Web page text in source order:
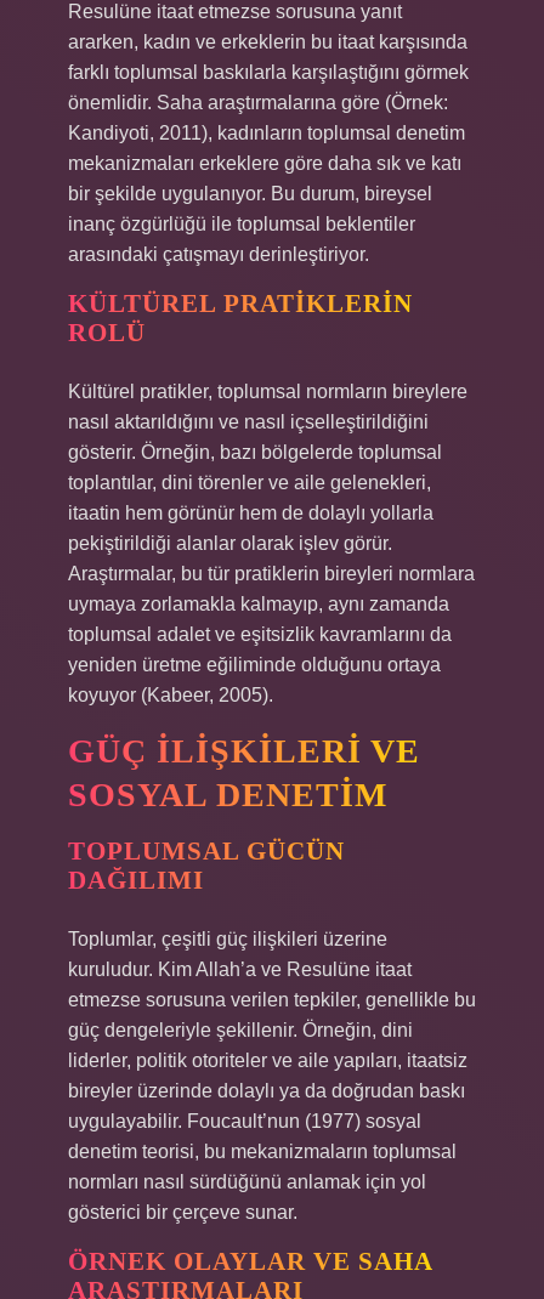
Resulüne itaat etmezse sorusuna yanıt
ararken, kadın ve erkeklerin bu itaat karşısında
farklı toplumsal baskılarla karşılaştığını görmek
önemlidir. Saha araştırmalarına göre (Örnek:
Kandiyoti, 2011), kadınların toplumsal denetim
mekanizmaları erkeklere göre daha sık ve katı
bir şekilde uygulanıyor. Bu durum, bireysel
inanç özgürlüğü ile toplumsal beklentiler
arasındaki çatışmayı derinleştiriyor.
KÜLTÜREL PRATIKLERIN
ROLÜ
Kültürel pratikler, toplumsal normların bireylere
nasıl aktarıldığını ve nasıl içselleştirildiğini
gösterir. Örneğin, bazı bölgelerde toplumsal
toplantılar, dini törenler ve aile gelenekleri,
itaatin hem görünür hem de dolaylı yollarla
pekiştirildiği alanlar olarak işlev görür.
Araştırmalar, bu tür pratiklerin bireyleri normlara
uymaya zorlamakla kalmayıp, aynı zamanda
toplumsal adalet ve eşitsizlik kavramlarını da
yeniden üretme eğiliminde olduğunu ortaya
koyuyor (Kabeer, 2005).
GÜÇ İLIŞKILERI VE
SOSYAL DENETIM
TOPLUMSAL GÜCÜN
DAĞILIMI
Toplumlar, çeşitli güç ilişkileri üzerine
kuruludur. Kim Allah’a ve Resulüne itaat
etmezse sorusuna verilen tepkiler, genellikle bu
güç dengeleriyle şekillenir. Örneğin, dini
liderler, politik otoriteler ve aile yapıları, itaatsiz
bireyler üzerinde dolaylı ya da doğrudan baskı
uygulayabilir. Foucault’nun (1977) sosyal
denetim teorisi, bu mekanizmaların toplumsal
normları nasıl sürdüğünü anlamak için yol
gösterici bir çerçeve sunar.
ÖRNEK OLAYLAR VE SAHA
ARAŞTIRMALARI